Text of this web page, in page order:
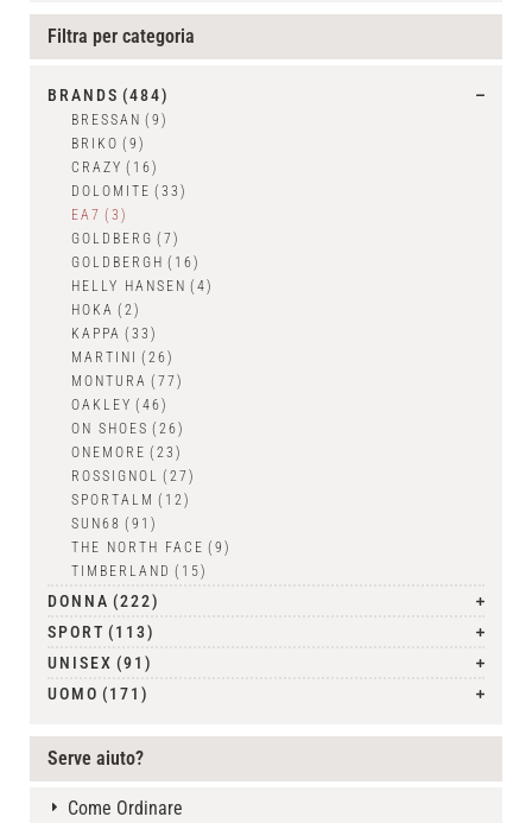
Filtra per categoria
BRANDS (484)
BRESSAN (9)
BRIKO (9)
CRAZY (16)
DOLOMITE (33)
EA7 (3)
GOLDBERG (7)
GOLDBERGH (16)
HELLY HANSEN (4)
HOKA (2)
KAPPA (33)
MARTINI (26)
MONTURA (77)
OAKLEY (46)
ON SHOES (26)
ONEMORE (23)
ROSSIGNOL
(27)
SPORTALM (12)
SUN68 (91)
THE NORTH FACE (9)
TIMBERLAND (15)
DONNA (222)
SPORT (113)
UNISEX (91)
UOMO (171)
Serve aiuto?
Come Ordinare